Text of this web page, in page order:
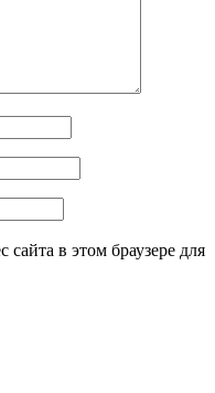
в этом браузере для